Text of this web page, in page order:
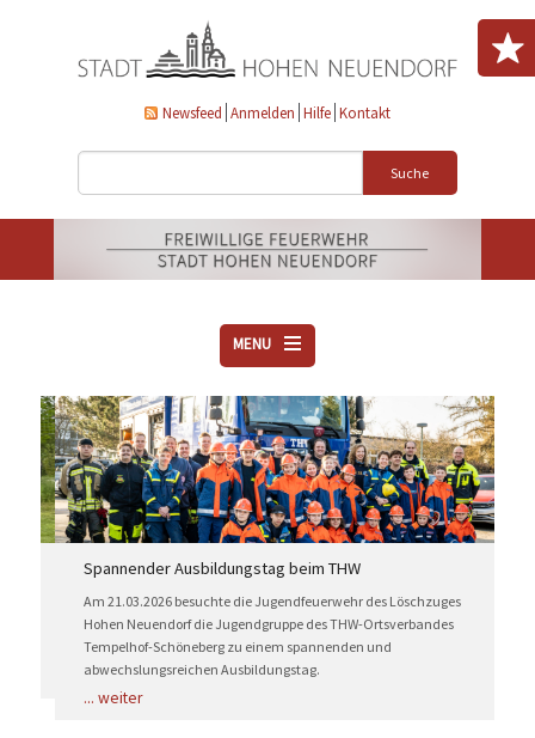
Newsfeed Anmelden Hilfe Kontakt
Suche
MENU
ÜBER UNS
VEREINE
AKTUELLES
DOWNLOADS
KONTAKT
TECHNIK
EINSÄTZE
Spannender Ausbildungstag beim THW
Am 21.03.2026 besuchte die Jugendfeuerwehr des Löschzuges
Hohen Neuendorf die Jugendgruppe des THW-Ortsverbandes
Tempelhof-Schöneberg zu einem spannenden und
abwechslungsreichen Ausbildungstag.
weiter